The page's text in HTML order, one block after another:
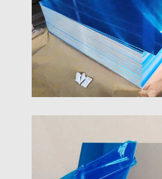
Descobrir 1/8 5052 chapa
excelente resistência à